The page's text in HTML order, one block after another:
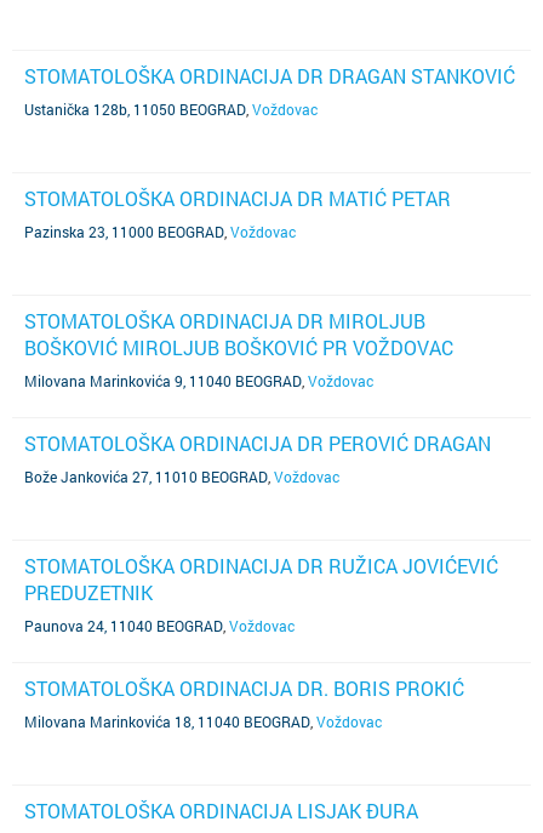
STOMATOLOŠKA ORDINACIJA DR DRAGAN STANKOVIĆ
Ustanička 128b, 11050 BEOGRAD Voždovac
STOMATOLOŠKA ORDINACIJA DR MATIĆ PETAR
Pazinska 23, 11000 BEOGRAD Voždovac
STOMATOLOŠKA ORDINACIJA DR MIROLJUB
BOŠKOVIĆ MIROLJUB BOŠKOVIĆ PR VOŽDOVAC
Milovana Marinkovića 9, 11040 BEOGRAD Voždovac
STOMATOLOŠKA ORDINACIJA DR PEROVIĆ DRAGAN
Bože Jankovića 27, 11010 BEOGRAD Voždovac
STOMATOLOŠKA ORDINACIJA DR RUŽICA JOVIĆEVIĆ
PREDUZETNIK
Paunova 24, 11040 BEOGRAD Voždovac
STOMATOLOŠKA ORDINACIJA DR. BORIS PROKIĆ
Milovana Marinkovića 18, 11040 BEOGRAD Voždovac
STOMATOLOŠKA ORDINACIJA LISJAK ĐURA